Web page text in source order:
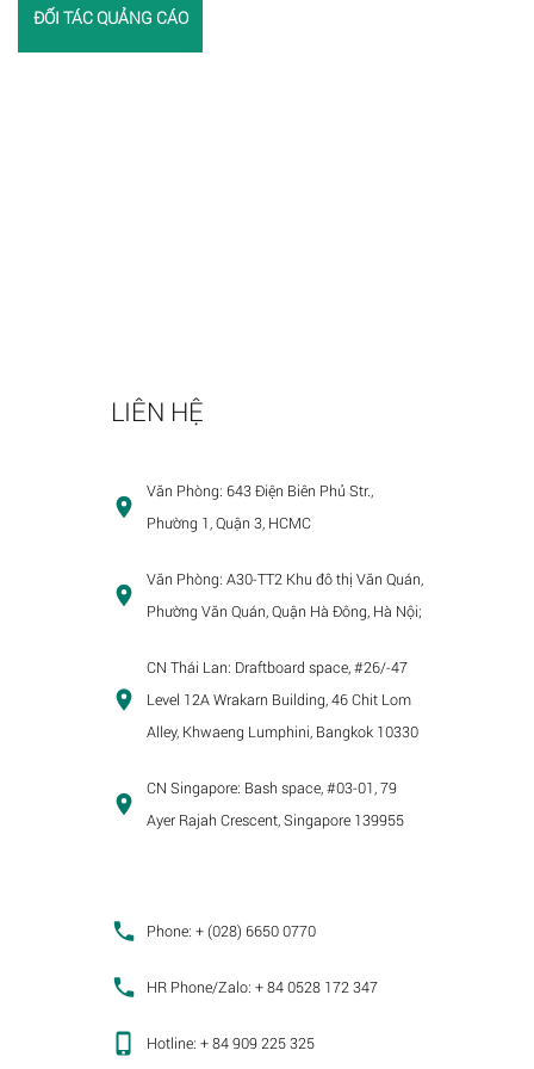
ĐỐI TÁC QUẢNG CÁO
LIÊN HỆ
Văn Phòng: 643 Điện Biên Phủ Str.,
Phường 1, Quận 3, HCMC
Văn Phòng: A30-TT2 Khu đô thị Văn Quán,
Phường Văn Quán, Quận Hà Đông, Hà Nội;
CN Thái Lan: Draftboard space, #26/-47
Level 12A Wrakarn Building, 46 Chit Lom
Alley, Khwaeng Lumphini, Bangkok 10330
CN Singapore: Bash space, #03-01, 79
Ayer Rajah Crescent, Singapore 139955
Phone: + (028) 6650 0770
HR Phone/Zalo: + 84 0528 172 347
Hotline: + 84 909 225 325